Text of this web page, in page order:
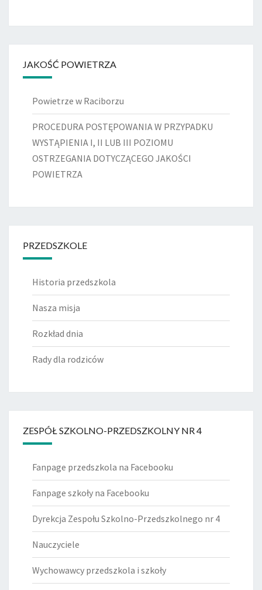
JAKOŚĆ POWIETRZA
Powietrze w Raciborzu
PROCEDURA POSTĘPOWANIA W PRZYPADKU
WYSTĄPIENIA I, II LUB III POZIOMU
OSTRZEGANIA DOTYCZĄCEGO JAKOŚCI
POWIETRZA
PRZEDSZKOLE
Historia przedszkola
Nasza misja
Rozkład dnia
Rady dla rodziców
ZESPÓŁ SZKOLNO-PRZEDSZKOLNY NR 4
Fanpage przedszkola na Facebooku
Fanpage szkoły na Facebooku
Dyrekcja Zespołu Szkolno-Przedszkolnego nr 4
Nauczyciele
Wychowawcy przedszkola i szkoły